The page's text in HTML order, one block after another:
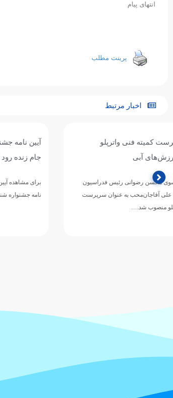
انتهای پیام
پرینت مطلب
اخبار مرتبط
آیین نامه جشنواره شنا پسران - جنوب کشور -
جام زنده رود اصفهان
برای مشاهده آیین نامه بر روی لینک زیر کلیک کنید. آیین
نامه جشنواره شنا پسران – اصفهان پرینت مطلب